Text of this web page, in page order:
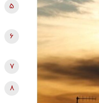
5
6
7
8